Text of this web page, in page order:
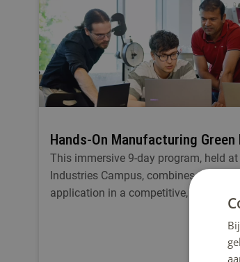
Hands-On Manufacturing Green
This immersive 9-day program, held
Industries Campus, combines theory
application in a competitive, team-